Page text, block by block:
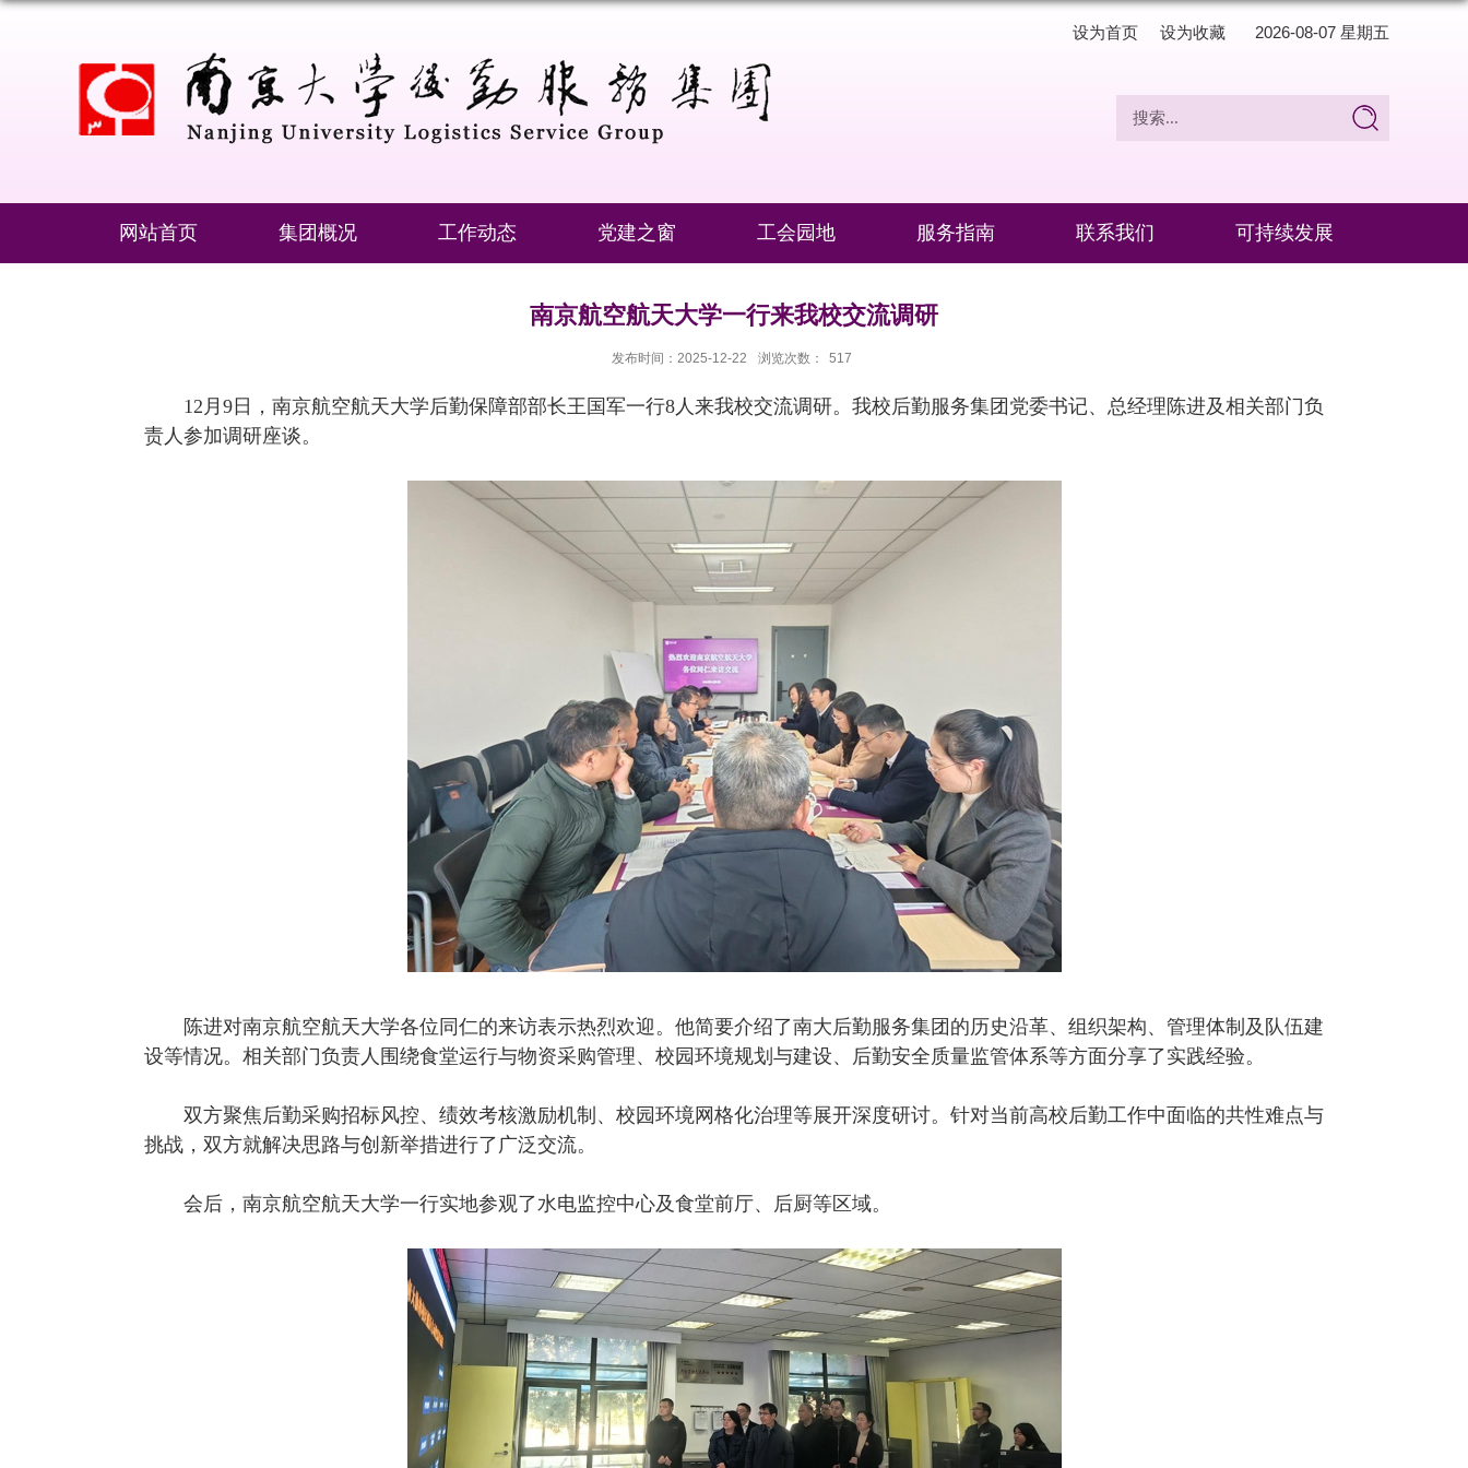
设为首页 设为收藏 2026-08-07 星期五
网站首页 集团概况 工作动态 党建之窗 工会园地 服务指南 联系我们 可持续发展
南京航空航天大学一行来我校交流调研
发布时间：2025-12-22 浏览次数： 517
12月9日，南京航空航天大学后勤保障部部长王国军一行8人来我校交流调研。我校后勤服务集团党委书记、总经理陈进及相关部门负
责人参加调研座谈。
陈进对南京航空航天大学各位同仁的来访表示热烈欢迎。他简要介绍了南大后勤服务集团的历史沿革、组织架构、管理体制及队伍建
设等情况。相关部门负责人围绕食堂运行与物资采购管理、校园环境规划与建设、后勤安全质量监管体系等方面分享了实践经验。
双方聚焦后勤采购招标风控、绩效考核激励机制、校园环境网格化治理等展开深度研讨。针对当前高校后勤工作中面临的共性难点与
挑战，双方就解决思路与创新举措进行了广泛交流。
会后，南京航空航天大学一行实地参观了水电监控中心及食堂前厅、后厨等区域。